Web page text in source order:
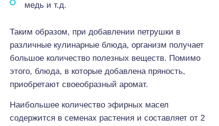
медь и т.д.
Таким образом, при добавлении петрушки в
различные кулинарные блюда, организм получает
большое количество полезных веществ. Помимо
этого, блюда, в которые добавлена пряность,
приобретают своеобразный аромат.
Наибольшее количество эфирных масел
содержится в семенах растения и составляет от 2